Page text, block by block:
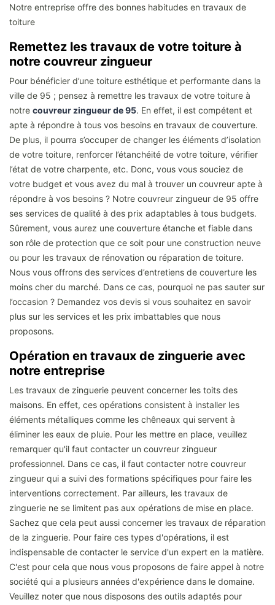
Notre entreprise offre des bonnes habitudes en travaux de
toiture
Remettez les travaux de votre toiture à
notre couvreur zingueur
Pour bénéficier d’une toiture esthétique et performante dans la
ville de 95 ; pensez à remettre les travaux de votre toiture à
notre couvreur zingueur de 95. En effet, il est compétent et
apte à répondre à tous vos besoins en travaux de couverture.
De plus, il pourra s’occuper de changer les éléments d’isolation
de votre toiture, renforcer l’étanchéité de votre toiture, vérifier
l’état de votre charpente, etc. Donc, vous vous souciez de
votre budget et vous avez du mal à trouver un couvreur apte à
répondre à vos besoins ? Notre couvreur zingueur de 95 offre
ses services de qualité à des prix adaptables à tous budgets.
Sûrement, vous aurez une couverture étanche et fiable dans
son rôle de protection que ce soit pour une construction neuve
ou pour les travaux de rénovation ou réparation de toiture.
Nous vous offrons des services d’entretiens de couverture les
moins cher du marché. Dans ce cas, pourquoi ne pas sauter sur
l’occasion ? Demandez vos devis si vous souhaitez en savoir
plus sur les services et les prix imbattables que nous
proposons.
Opération en travaux de zinguerie avec
notre entreprise
Les travaux de zinguerie peuvent concerner les toits des
maisons. En effet, ces opérations consistent à installer les
éléments métalliques comme les chêneaux qui servent à
éliminer les eaux de pluie. Pour les mettre en place, veuillez
remarquer qu'il faut contacter un couvreur zingueur
professionnel. Dans ce cas, il faut contacter notre couvreur
zingueur qui a suivi des formations spécifiques pour faire les
interventions correctement. Par ailleurs, les travaux de
zinguerie ne se limitent pas aux opérations de mise en place.
Sachez que cela peut aussi concerner les travaux de réparation
de la zinguerie. Pour faire ces types d'opérations, il est
indispensable de contacter le service d'un expert en la matière.
C'est pour cela que nous vous proposons de faire appel à notre
société qui a plusieurs années d'expérience dans le domaine.
Veuillez noter que nous disposons des outils adaptés pour